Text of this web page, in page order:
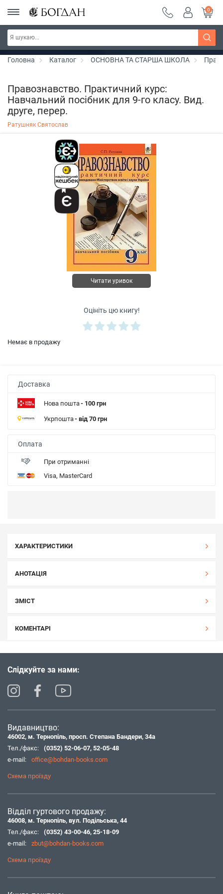
РОЗПРОДАЖ ~ 150 грн ~ 200 грн ~ 250 грн ~
300 грн ~ РОЗПРОДАЖ
Дізнатись більше
0
Головна Каталог ОСНОВНА ТА СТАРША ШКОЛА
Правознавство. Практичний курс:
Навчальний посібник для 9-го класу. Вид.
друге, перер.
Ратушняк Святослав
Читати уривок
Оцініть цю книгу!
Немає в продажу
Доставка
Нова пошта- 100 грн
Укрпошта- від 70 грн
Оплата
При отриманні
Visa, MasterCard
ХАРАКТЕРИСТИКИ
АНОТАЦІЯ
ЗМІСТ
КОМЕНТАРІ
Слідкуйте за нами:
Видавництво:
46002, м. Тернопіль, просп. Степана Бандери, 34а
Тел./факс:
(0352) 52-06-07, 52-05-48
e-mail:
office@bohdan-books.com
Схема проїзду
Відділ гуртового продажу:
46008, м. Тернопіль, вул. Подільська, 44
Тел./факс:
(0352) 43-00-46, 25-18-09
e-mail:
zbut@bohdan-books.com
Схема проїзду